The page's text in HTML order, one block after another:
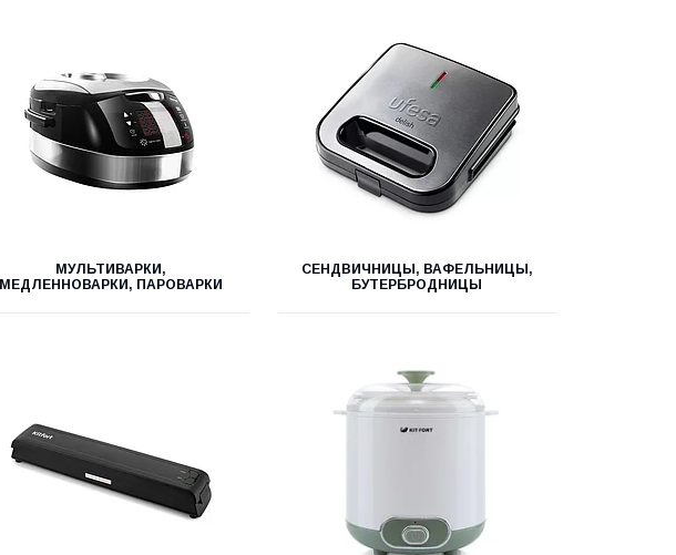
МУЛЬТИВАРКИ,
МЕДЛЕННОВАРКИ, ПАРОВАРКИ
СЕНДВИЧНИЦЫ, ВАФЕЛЬНИЦЫ,
БУТЕРБРОДНИЦЫ